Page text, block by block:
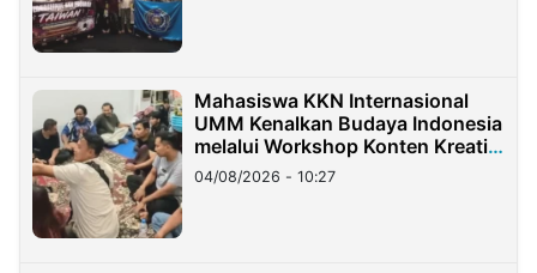
Mahasiswa KKN Internasional
UMM Kenalkan Budaya Indonesia
melalui Workshop Konten Kreatif
di Taiwan
04/08/2026 - 10:27